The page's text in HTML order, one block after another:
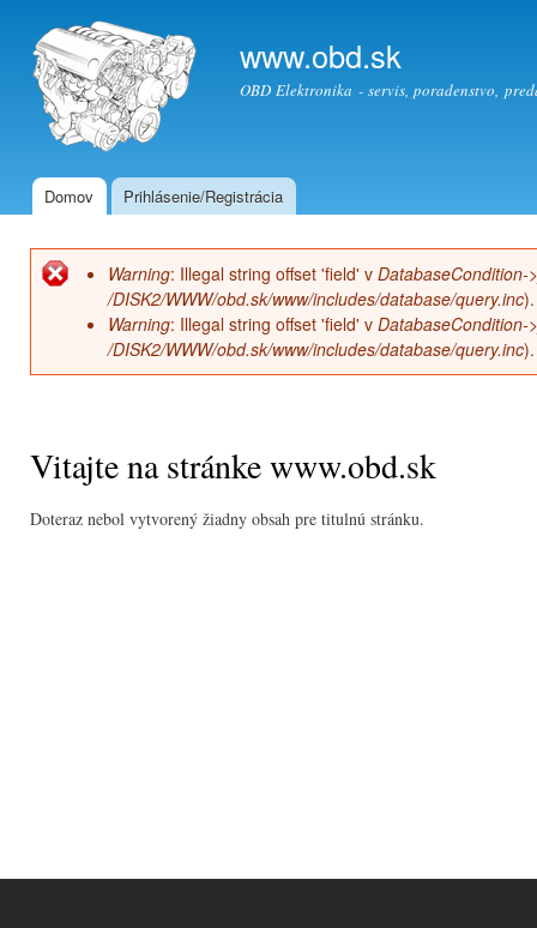
www.obd.sk
OBD Elektronika - servis, poradenstvo,
Hlavné menu
Domov Prihlásenie/Registrácia
Chybová správa
Warning: Illegal string offset 'field' v DatabaseCondition-
/DISK2/WWW/obd.sk/www/includes/database/query.inc).
Warning: Illegal string offset 'field' v DatabaseCondition-
/DISK2/WWW/obd.sk/www/includes/database/query.inc).
Vitajte na stránke www.obd.sk
Doteraz nebol vytvorený žiadny obsah pre titulnú stránku.